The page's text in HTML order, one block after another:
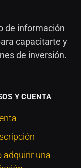
de información
capacitarte y
de inversión.
Y CUENTA
adquirir una